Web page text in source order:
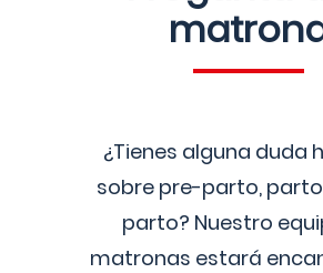
¿Tienes alguna duda
sobre pre-parto,
parto? Nuestro
matronas estará